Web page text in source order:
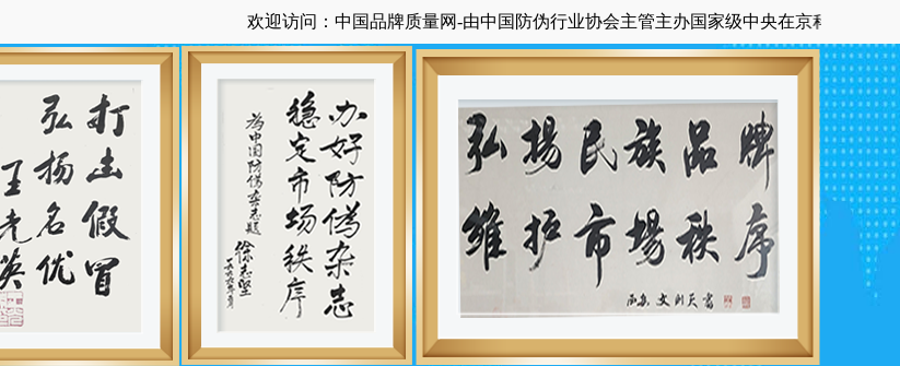
欢迎访问：中国品牌质量网-由中国防伪行业协会主管主办国家级中央在京科技期刊《中